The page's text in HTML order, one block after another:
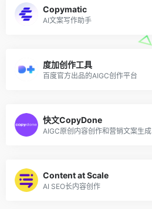
Copymatic
AI文案写作助手
度加创作工具
百度官方出品的AIGC创作平台
快文CopyDone
AIGC原创内容创作和营销文案生成
Content at Scale
AI SEO长内容创作